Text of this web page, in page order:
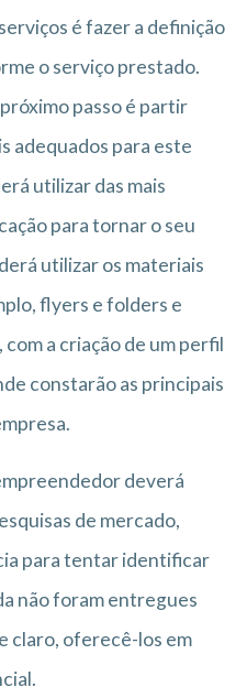
é fazer a definição
o serviço prestado.
passo é partir
adequados para este
utilizar das mais
para tornar o seu
utilizar os materiais
flyers e folders e
a criação de um perfil
constarão as principais
deverá
de mercado,
para tentar identificar
não foram entregues
claro, oferecê-los em